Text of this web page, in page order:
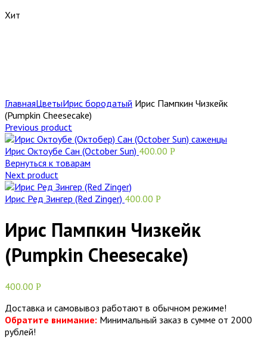
Хит
ГлавнаяЦветыИрис бородатый Ирис Пампкин Чизкейк
(Pumpkin Cheesecake)
Previous product
Ирис Октоубе Сан (October Sun) 400.00 Р
Вернуться к товарам
Next product
Ирис Ред Зингер (Red Zinger) 400.00 Р
Ирис Пампкин Чизкейк
(Pumpkin Cheesecake)
400.00 Р
Доставка и самовывоз работают в обычном режиме!
Обратите внимание: Минимальный заказ в сумме от 2000
рублей!